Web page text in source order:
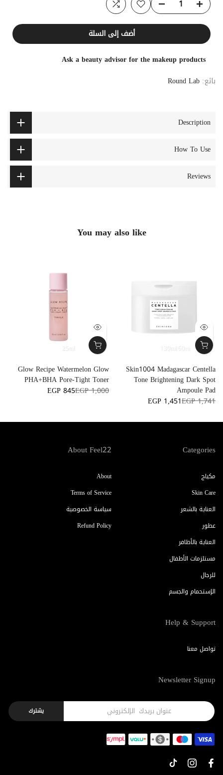
أضف إلى السلة
Ask a beauty advisor for the makeup products
بائع: Round Lab
Description
How To Use
Reviews
You may also like
25ml
Glow Recipe Watermelon Glow
PHA+BHA Pore-Tight Toner
EGP 1,000
EGP 845
130ml/60ea
Skin1004 Madagascar Centella
Tone Brightening Dark Spot
Ampoule Pad
EGP 1,741
EGP 1,451
Categories
مكياج
Skin Care
العناية بالشعر
عطور
العناية بالأظافر
مستلزمات الأطفال
للرجال
الإستحمام والجسم
About Feel22
About
Terms of Service
سياسة الخصوصية
Refund Policy
Help & Support
تواصل معنا
Newsletter Signup
يشترك